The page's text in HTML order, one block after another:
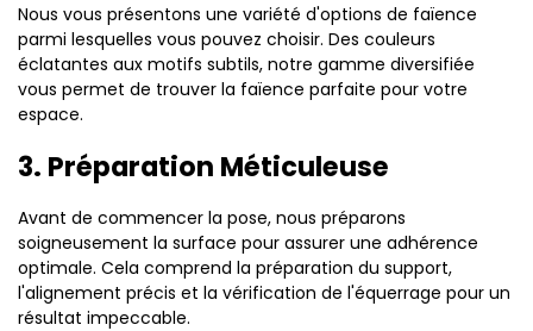
Nous vous présentons une variété d'options de faïence
parmi lesquelles vous pouvez choisir. Des couleurs
éclatantes aux motifs subtils, notre gamme diversifiée
vous permet de trouver la faïence parfaite pour votre
espace.
3. Préparation Méticuleuse
Avant de commencer la pose, nous préparons
soigneusement la surface pour assurer une adhérence
optimale. Cela comprend la préparation du support,
l'alignement précis et la vérification de l'équerrage pour un
résultat impeccable.